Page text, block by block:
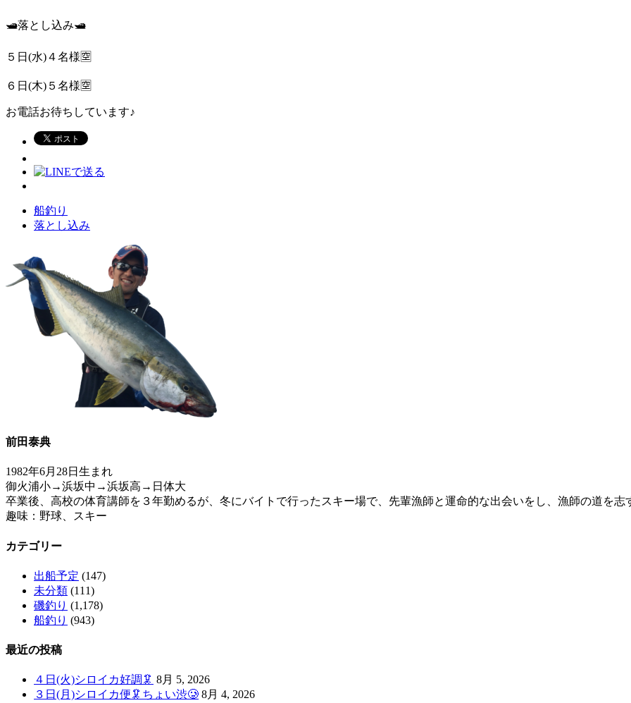
🛥️落とし込み🛥️
５日(水)４名様🈳
６日(木)５名様🈳
お電話お待ちしています♪
船釣り
落とし込み
前田泰典
1982年6月28日生まれ
御火浦小→浜坂中→浜坂高→日体大
卒業後、高校の体育講師を３年勤めるが、冬にバイトで行ったスキー場で、先輩漁師と運命的な出会いをし、漁師の道を志
趣味：野球、スキー
カテゴリー
出船予定 (147)
未分類 (111)
磯釣り (1,178)
船釣り (943)
最近の投稿
４日(火)シロイカ好調🦑 8月 5, 2026
３日(月)シロイカ便🦑ちょい渋🥲 8月 4, 2026